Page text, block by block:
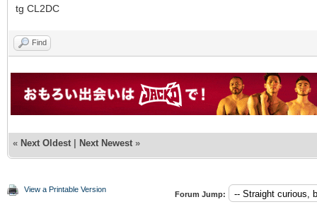
tg CL2DC
Find
« Next Oldest | Next Newest »
View a Printable Version
Forum Jump: